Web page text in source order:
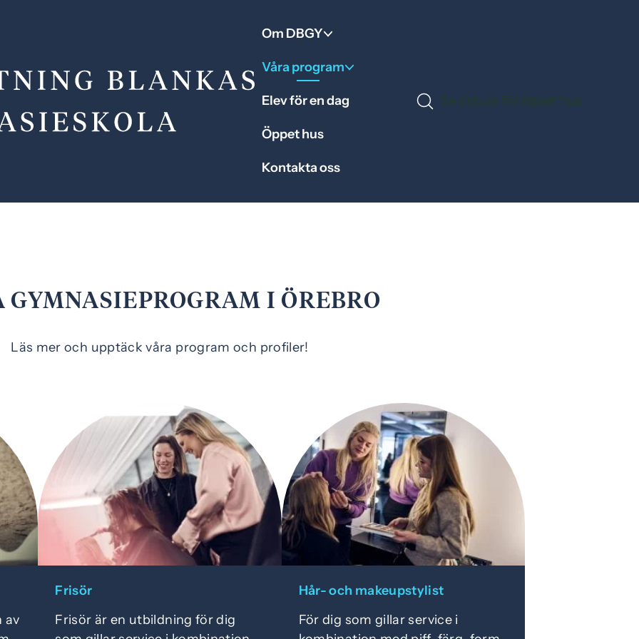
Om DBGY
Våra program
Elev för en dag
Öppet hus
Kontakta oss
Se datum för öppet hus
GYMNASIEPROGRAM I ÖREBRO
Läs mer och upptäck våra program och profiler!
av
Frisör
Frisör är en utbildning för dig
Hår- och makeupstylist
För dig som gillar service i